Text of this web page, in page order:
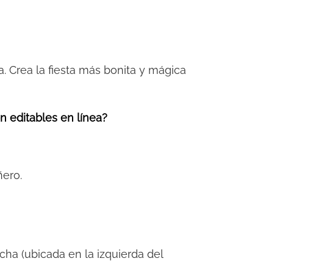
Crea la fiesta más bonita y mágica
editables en línea?
(ubicada en la izquierda del